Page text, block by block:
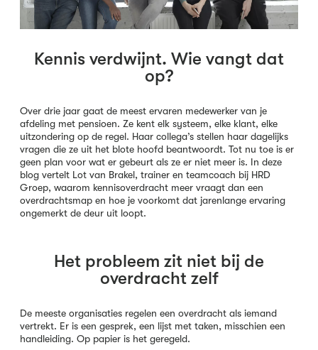
Kennis verdwijnt. Wie vangt dat
op?
Over drie jaar gaat de meest ervaren medewerker van je
afdeling met pensioen. Ze kent elk systeem, elke klant, elke
uitzondering op de regel. Haar collega’s stellen haar dagelijks
vragen die ze uit het blote hoofd beantwoordt. Tot nu toe is er
geen plan voor wat er gebeurt als ze er niet meer is. In deze
blog vertelt Lot van Brakel, trainer en teamcoach bij HRD
Groep, waarom kennisoverdracht meer vraagt dan een
overdrachtsmap en hoe je voorkomt dat jarenlange ervaring
ongemerkt de deur uit loopt.
Het probleem zit niet bij de
overdracht zelf
De meeste organisaties regelen een overdracht als iemand
vertrekt. Er is een gesprek, een lijst met taken, misschien een
handleiding. Op papier is het geregeld.